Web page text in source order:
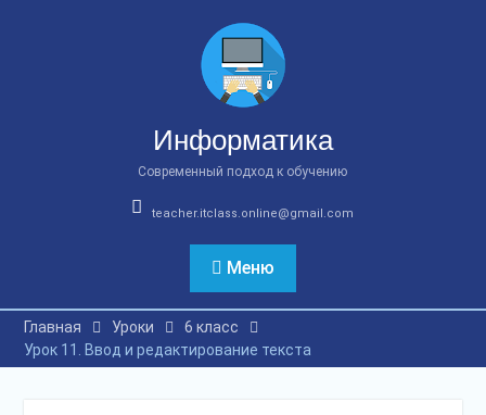
Информатика
Современный подход к обучению
teacher.itclass.online@gmail.com
Меню
Главная Уроки
6 класс
Урок 11. Ввод и редактирование текста